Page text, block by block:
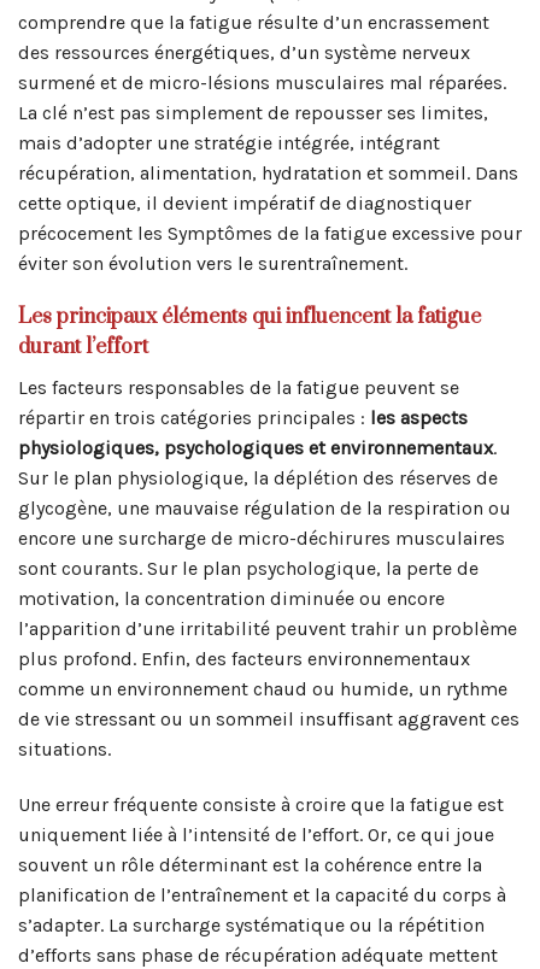
comprendre que la fatigue résulte d’un encrassement
des ressources énergétiques, d’un système nerveux
surmené et de micro-lésions musculaires mal réparées.
La clé n’est pas simplement de repousser ses limites,
mais d’adopter une stratégie intégrée, intégrant
récupération, alimentation, hydratation et sommeil. Dans
cette optique, il devient impératif de diagnostiquer
précocement les Symptômes de la fatigue excessive pour
éviter son évolution vers le surentraînement.
Les principaux éléments qui influencent la fatigue
durant l’effort
Les facteurs responsables de la fatigue peuvent se
répartir en trois catégories principales : les aspects
physiologiques, psychologiques et environnementaux.
Sur le plan physiologique, la déplétion des réserves de
glycogène, une mauvaise régulation de la respiration ou
encore une surcharge de micro-déchirures musculaires
sont courants. Sur le plan psychologique, la perte de
motivation, la concentration diminuée ou encore
l’apparition d’une irritabilité peuvent trahir un problème
plus profond. Enfin, des facteurs environnementaux
comme un environnement chaud ou humide, un rythme
de vie stressant ou un sommeil insuffisant aggravent ces
situations.
Une erreur fréquente consiste à croire que la fatigue est
uniquement liée à l’intensité de l’effort. Or, ce qui joue
souvent un rôle déterminant est la cohérence entre la
planification de l’entraînement et la capacité du corps à
s’adapter. La surcharge systématique ou la répétition
d’efforts sans phase de récupération adéquate mettent